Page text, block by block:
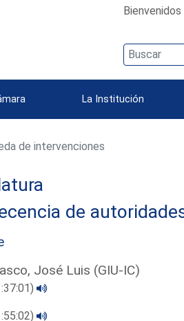
Bienvenidos
La Institución
de intervenciones
de
José Luis (GIU-IC)